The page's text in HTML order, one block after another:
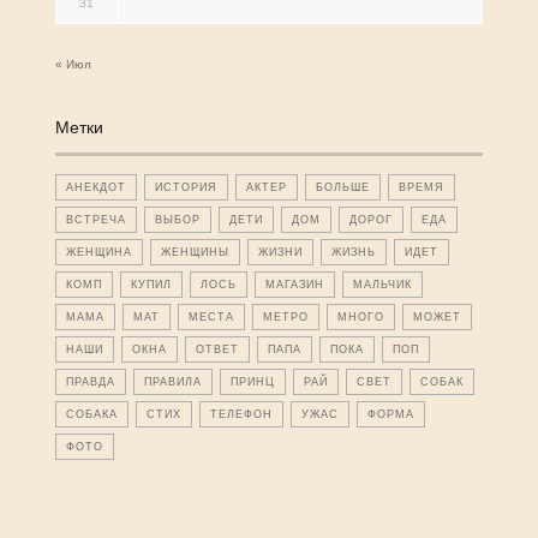
31
« Июл
Метки
АНЕКДОТ ИСТОРИЯ АКТЕР БОЛЬШЕ ВРЕМЯ
ВСТРЕЧА ВЫБОР ДЕТИ ДОМ ДОРОГ ЕДА
ЖЕНЩИНА ЖЕНЩИНЫ ЖИЗНИ ЖИЗНЬ ИДЕТ
КОМП КУПИЛ ЛОСЬ МАГАЗИН МАЛЬЧИК
МАМА МАТ МЕСТА МЕТРО МНОГО МОЖЕТ
НАШИ ОКНА ОТВЕТ ПАПА ПОКА ПОП
ПРАВДА ПРАВИЛА ПРИНЦ РАЙ СВЕТ СОБАК
СОБАКА СТИХ ТЕЛЕФОН УЖАС ФОРМА
ФОТО